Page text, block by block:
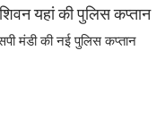
यहां की पुलिस कप्तान
मंडी की नई पुलिस कप्तान